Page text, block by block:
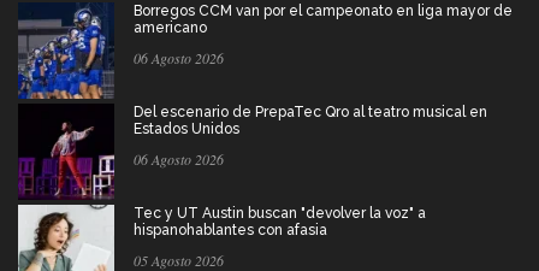
Borregos CCM van por el campeonato en liga mayor de
americano
06 Agosto 2026
Del escenario de PrepaTec Qro al teatro musical en
Estados Unidos
06 Agosto 2026
Tec y UT Austin buscan "devolver la voz" a
hispanohablantes con afasia
05 Agosto 2026